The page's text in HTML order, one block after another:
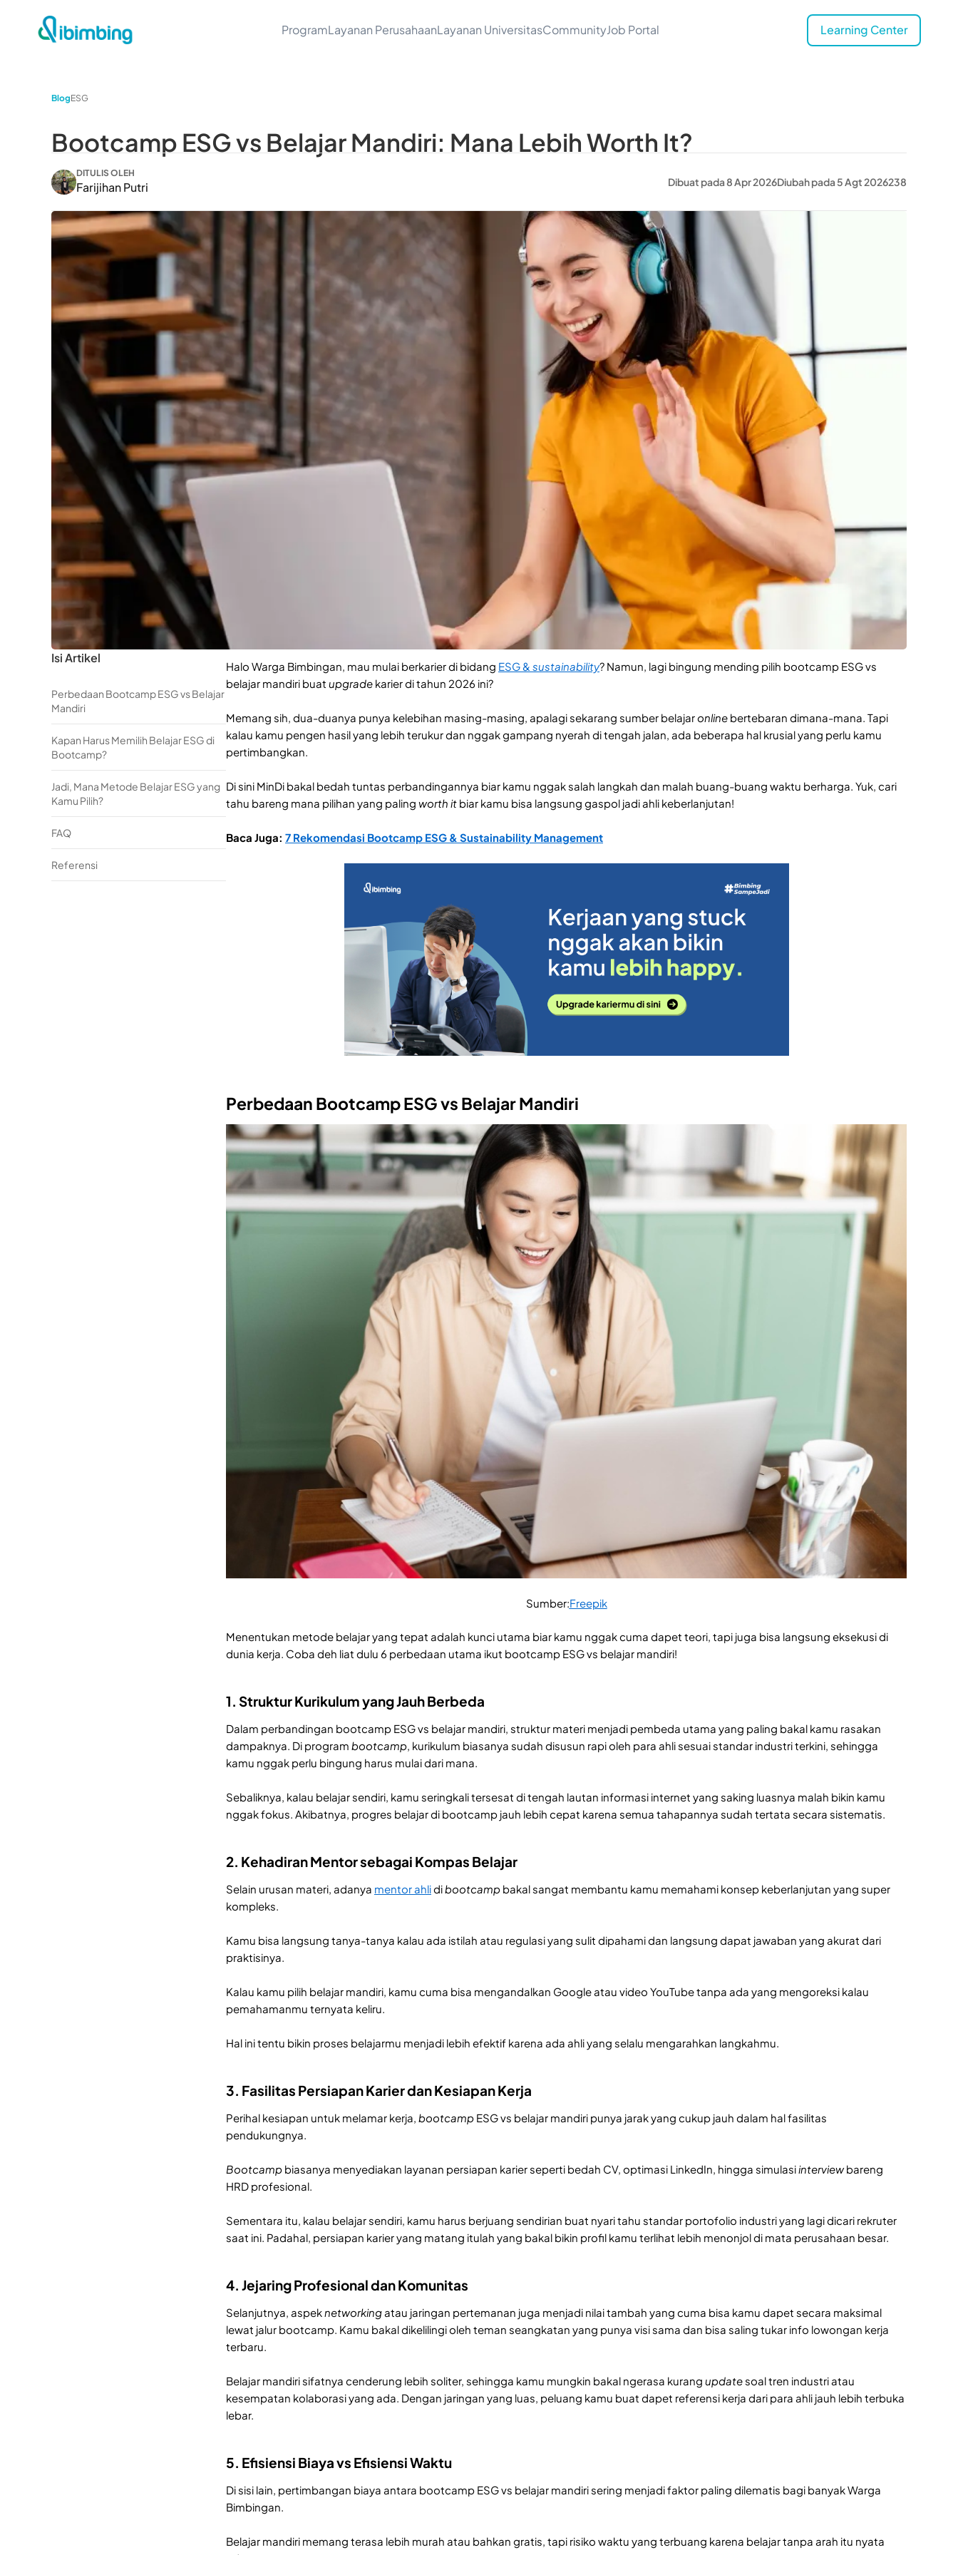
ProgramLayanan PerusahaanLayanan UniversitasCommunityJob Portal Learning Center
BlogESG
Bootcamp ESG vs Belajar Mandiri: Mana Lebih Worth It?
DITULIS OLEH
Farijihan Putri Dibuat pada 8 Apr 2026Diubah pada 5 Agt 2026238
Isi Artikel
Perbedaan Bootcamp ESG vs Belajar
Mandiri
Kapan Harus Memilih Belajar ESG di
Bootcamp?
Jadi, Mana Metode Belajar ESG yang
Kamu Pilih?
FAQ
Referensi
Halo Warga Bimbingan, mau mulai berkarier di bidang ESG & sustainability? Namun, lagi bingung mending pilih bootcamp ESG vs
belajar mandiri buat upgrade karier di tahun 2026 ini?
Memang sih, dua-duanya punya kelebihan masing-masing, apalagi sekarang sumber belajaronline bertebaran dimana-mana. Tapi
kalau kamu pengen hasil yang lebih terukur dan nggak gampang nyerah di tengah jalan, ada beberapa hal krusial yang perlu kamu
pertimbangkan.
Di sini MinDi bakal bedah tuntas perbandingannya biar kamu nggak salah langkah dan malah buang-buang waktu berharga. Yuk, cari
tahu bareng mana pilihan yang paling worth it biar kamu bisa langsung gaspol jadi ahli keberlanjutan!
Baca Juga: 7 Rekomendasi Bootcamp ESG & Sustainability Management
Perbedaan Bootcamp ESG vs Belajar Mandiri
Sumber:Freepik
Menentukan metode belajar yang tepat adalah kunci utama biar kamu nggak cuma dapet teori, tapi juga bisa langsung eksekusi di
dunia kerja. Coba deh liat dulu 6 perbedaan utama ikut bootcamp ESG vs belajar mandiri!
1. Struktur Kurikulum yang Jauh Berbeda
Dalam perbandingan bootcamp ESG vs belajar mandiri, struktur materi menjadi pembeda utama yang paling bakal kamu rasakan
dampaknya. Di program bootcamp, kurikulum biasanya sudah disusun rapi oleh para ahli sesuai standar industri terkini, sehingga
kamu nggak perlu bingung harus mulai dari mana.
Sebaliknya, kalau belajar sendiri, kamu seringkali tersesat di tengah lautan informasi internet yang saking luasnya malah bikin kamu
nggak fokus. Akibatnya, progres belajar di bootcamp jauh lebih cepat karena semua tahapannya sudah tertata secara sistematis.
2. Kehadiran Mentor sebagai Kompas Belajar
Selain urusan materi, adanya mentor ahlidibootcamp bakal sangat membantu kamu memahami konsep keberlanjutan yang super
kompleks.
Kamu bisa langsung tanya-tanya kalau ada istilah atau regulasi yang sulit dipahami dan langsung dapat jawaban yang akurat dari
praktisinya.
Kalau kamu pilih belajar mandiri, kamu cuma bisa mengandalkan Google atau video YouTube tanpa ada yang mengoreksi kalau
pemahamanmu ternyata keliru.
Hal ini tentu bikin proses belajarmu menjadi lebih efektif karena ada ahli yang selalu mengarahkan langkahmu.
3. Fasilitas Persiapan Karier dan Kesiapan Kerja
Perihal kesiapan untuk melamar kerja, bootcamp ESG vs belajar mandiri punya jarak yang cukup jauh dalam hal fasilitas
pendukungnya.
Bootcamp biasanya menyediakan layanan persiapan karier seperti bedah CV, optimasi LinkedIn, hingga simulasiinterviewbareng
HRD profesional.
Sementara itu, kalau belajar sendiri, kamu harus berjuang sendirian buat nyari tahu standar portofolio industri yang lagi dicari rekruter
saat ini. Padahal, persiapan karier yang matang itulah yang bakal bikin profil kamu terlihat lebih menonjol di mata perusahaan besar.
4. Jejaring Profesional dan Komunitas
Selanjutnya, aspeknetworkingatau jaringan pertemanan juga menjadi nilai tambah yang cuma bisa kamu dapet secara maksimal
lewat jalur bootcamp. Kamu bakal dikelilingi oleh teman seangkatan yang punya visi sama dan bisa saling tukar info lowongan kerja
terbaru.
Belajar mandiri sifatnya cenderung lebih soliter, sehingga kamu mungkin bakal ngerasa kurang updatesoal tren industri atau
kesempatan kolaborasi yang ada. Dengan jaringan yang luas, peluang kamu buat dapet referensi kerja dari para ahli jauh lebih terbuka
lebar.
5. Efisiensi Biaya vs Efisiensi Waktu
Di sisi lain, pertimbangan biaya antara bootcamp ESG vs belajar mandiri sering menjadi faktor paling dilematis bagi banyak Warga
Bimbingan.
Belajar mandiri memang terasa lebih murah atau bahkan gratis, tapi risiko waktu yang terbuang karena belajar tanpa arah itu nyata